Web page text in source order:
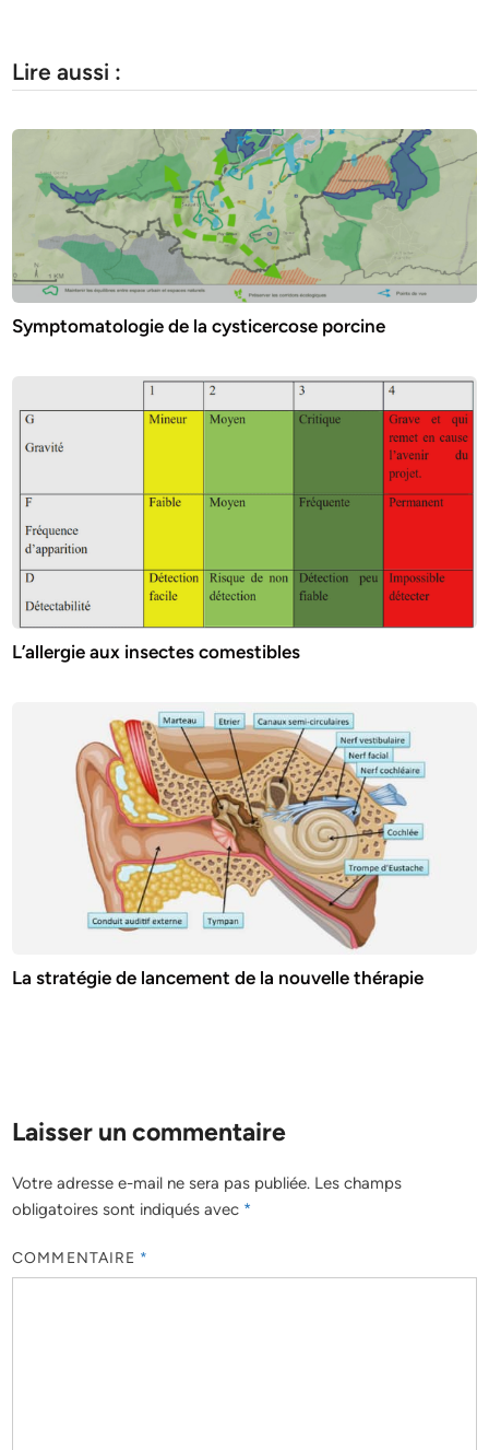
Lire aussi :
Symptomatologie de la cysticercose porcine
L’allergie aux insectes comestibles
La stratégie de lancement de la nouvelle thérapie
Laisser un commentaire
Votre adresse e-mail ne sera pas publiée. Les champs
obligatoires sont indiqués avec *
COMMENTAIRE *